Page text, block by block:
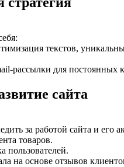
текстов,
рассылки для постоянных
сайта
за работой сайта и его
товаров.
пользователей.
на основе отзывов